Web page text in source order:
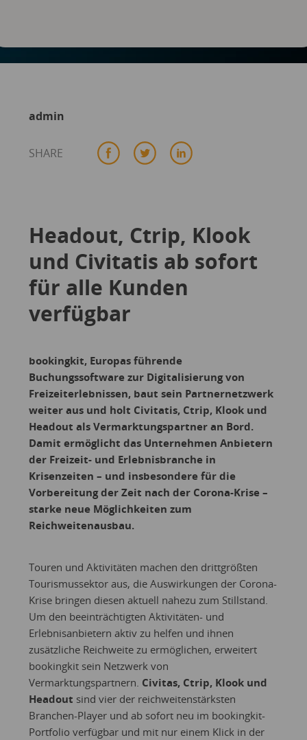
admin
SHARE
Headout, Ctrip, Klook
und Civitatis ab sofort
für alle Kunden
verfügbar
bookingkit, Europas führende
Buchungssoftware zur Digitalisierung von
Freizeiterlebnissen, baut sein Partnernetzwerk
weiter aus und holt Civitatis, Ctrip, Klook und
Headout als Vermarktungspartner an Bord.
Damit ermöglicht das Unternehmen Anbietern
der Freizeit- und Erlebnisbranche in
Krisenzeiten – und insbesondere für die
Vorbereitung der Zeit nach der Corona-Krise –
starke neue Möglichkeiten zum
Reichweitenausbau.
Touren und Aktivitäten machen den drittgrößten
Tourismussektor aus, die Auswirkungen der Corona-
Krise bringen diesen aktuell nahezu zum Stillstand.
Um den beeinträchtigten Aktivitäten- und
Erlebnisanbietern aktiv zu helfen und ihnen
zusätzliche Reichweite zu ermöglichen, erweitert
bookingkit sein Netzwerk von
Vermarktungspartnern. Civitas, Ctrip, Klook und
Headout sind vier der reichweitenstärksten
Branchen-Player und ab sofort neu im bookingkit-
Portfolio verfügbar und mit nur einem Klick in der